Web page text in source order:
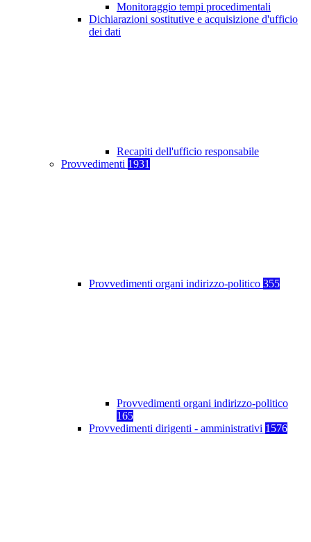
Monitoraggio tempi procedimentali
Dichiarazioni sostitutive e acquisizione d'ufficio
dei dati
Recapiti dell'ufficio responsabile
Provvedimenti 1931
Provvedimenti organi indirizzo-politico 355
Provvedimenti organi indirizzo-politico
165
Provvedimenti dirigenti - amministrativi 1576